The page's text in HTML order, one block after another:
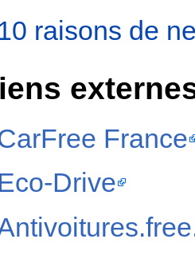
raisons de
France
Drive